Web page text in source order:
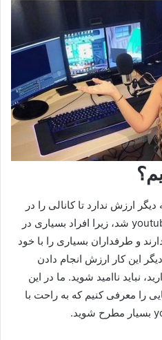
ارزش ندارد تا کانالی را در
یوتیوب ساخت و تبدیل به یک youtuber شد، زیرا افراد بسیاری در
و طرفداران بسیاری را با خود
این کار ارزش انجام دادن
نباید ناامید شوید. ما در این
را معرفی کنیم که به راحت با